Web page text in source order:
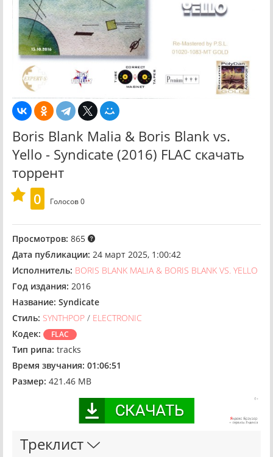
Boris Blank Malia & Boris Blank vs.
Yello - Syndicate (2016) FLAC скачать
торрент
0
Голосов0
Просмотров: 865
Дата публикации: 24 март 2025, 1:00:42
Исполнитель: BORIS BLANK MALIA & BORIS BLANK VS. YELLO
Год издания: 2016
Название: Syndicate
Стиль: SYNTHPOP / ELECTRONIC
Кодек:
FLAC
Тип рипа: tracks
Время звучания: 01:06:51
Размер: 421.46 MB
Треклист